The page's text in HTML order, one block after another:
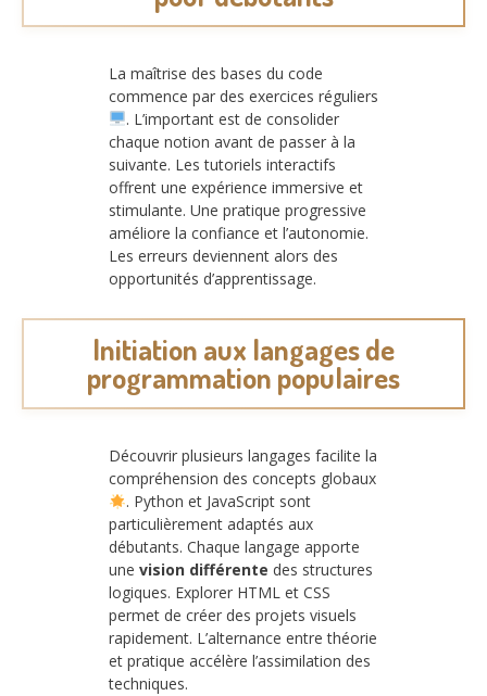
La maîtrise des bases du code
commence par des exercices réguliers
. L’important est de consolider
chaque notion avant de passer à la
suivante. Les tutoriels interactifs
offrent une expérience immersive et
stimulante. Une pratique progressive
améliore la confiance et l’autonomie.
Les erreurs deviennent alors des
opportunités d’apprentissage.
Initiation aux langages de
programmation populaires
Découvrir plusieurs langages facilite la
compréhension des concepts globaux
. Python et JavaScript sont
particulièrement adaptés aux
débutants. Chaque langage apporte
une vision différente des structures
logiques. Explorer HTML et CSS
permet de créer des projets visuels
rapidement. L’alternance entre théorie
et pratique accélère l’assimilation des
techniques.